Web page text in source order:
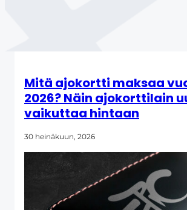
Mitä ajokortti maksaa
2026? Näin ajokorttilain
vaikuttaa hintaan
30 heinäkuun, 2026